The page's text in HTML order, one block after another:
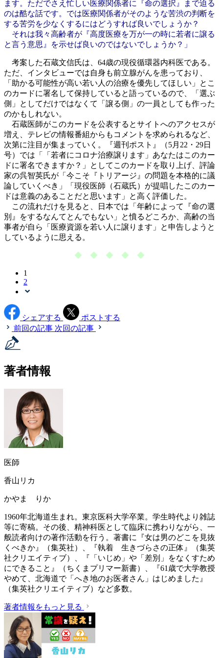
ます。ただでさえ忙しい医療関係者に『命の選択』まで迫る
のは酷な話です。では医療関係者がそのような苦渋の判断を
する苦労を少なくするにはどうすれば良いでしょうか？
それは我々高齢者が『高度医療を万が一の時に若者に譲る
と言う意思』を示せば良いのではないでしょうか？」
考案した石蔵文信氏は、64歳の現役循環器内科医である。
ただ、インタビューでは自身も前立腺がんを患っており、
「助かる可能性が高い若い人の治療を優先してほしい」とこ
のカードに署名して保持していると語っているので、「選ぶ
側」としてだけではなくて「譲る側」の一員としても作った
のかもしれない。
石蔵医師がこのカードを公表するとサイトへのアクセスが
増え、テレビの情報番組からもコメントを求められるなど、
次第に注目が集まっていく。『週刊ポスト』（5月22・29日
号）では「「若者にコロナ治療譲ります」あなたはこのカー
ドに署名できますか？」としてこのカードを取り上げ、評論
家の呉智英氏が「今こそ『トリアージ』の問題を本格的に議
論していくべき」「現役医師（石蔵氏）が提唱したこのカー
ドは意義のあることだと思います」と高く評価した。
この流れだけを見ると、日本では「年齢によって『命の選
別』をするなんてとんでもない」と憤るどころか、高齢の当
事者が自ら「医療資源を若い人に譲ります」と申告しようと
しているように思える。
◆ ◆ ◆ ◆ ◆
1
2
シェアする
ポストする
前回の記事 次回の記事
著者情報
医師
香山リカ
かやま りか
1960年北海道生まれ。東京医科大学卒業。学生時代より雑誌
等に寄稿。その後、精神科医として臨床に携わりながら、一
般読者向けの著作活動を行う。著書に『女は男のどこを見抜
くべきか』（集英社）、『執着 生きづらさの正体』（集英
社クリエイティブ）、『「いじめ」や「差別」をなくすため
にできること』（ちくまプリマー新書）、『61歳で大学教授
やめて、北海道で「へき地のお医者さん」はじめました』
（集英社クリエイティブ）など多数。
著者情報をもっと見る